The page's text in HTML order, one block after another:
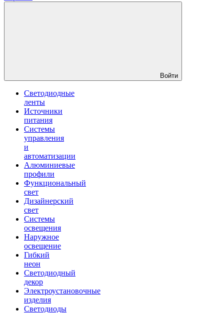
Войти
Светодиодные
ленты
Источники
питания
Системы
управления
и
автоматизации
Алюминиевые
профили
Функциональный
свет
Дизайнерский
свет
Системы
освещения
Наружное
освещение
Гибкий
неон
Светодиодный
декор
Электроустановочные
изделия
Светодиоды